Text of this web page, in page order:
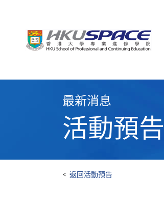
最新消息
活動預告
< 返回活動預告